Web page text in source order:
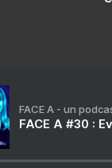
FACE A - un
FACE A #30 :